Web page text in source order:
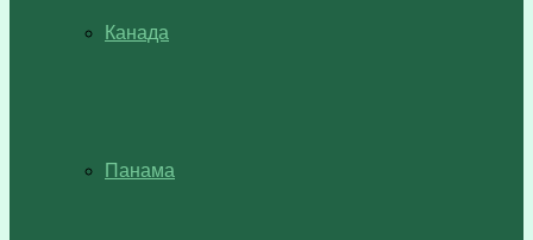
Канада
Панама